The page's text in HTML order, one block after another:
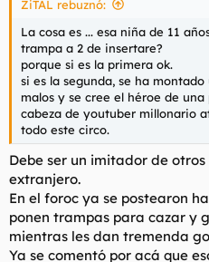
ZiTAL rebuznó:
La cosa es ... esa niña de 11
trampa a 2 de insertare?
porque si es la primera ok.
si es la segunda, se ha
malos y se cree el héroe de
cabeza de youtuber millonario
todo este circo.
Debe ser un imitador de
extranjero.
En el foroc ya se postearon
ponen trampas para cazar y
mientras les dan tremenda
Ya se comentó por acá que